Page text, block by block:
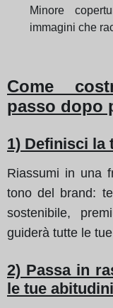
Minore
immagini che
Come
passo dopo
1) Definisci la
Riassumi in una
tono del brand:
sostenibile,
guiderà tutte le
2) Passa in
le tue abitudini